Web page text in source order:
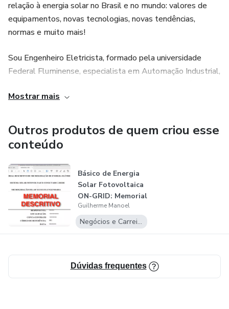
relação à energia solar no Brasil e no mundo: valores de
equipamentos, novas tecnologias, novas tendências,
normas e muito mais!
Sou Engenheiro Eletricista, formado pela universidade
Federal Fluminense, especialista em Automação Industrial,
publico concursado e atuo no setor a mais de 10 anos.
Bom aprendizado e vamos trilhar junto esse caminho a um
futuro mais brilhante!
Mostrar mais
Outros produtos de quem criou esse
conteúdo
Básico de Energia
Solar Fotovoltaica
ON-GRID: Memorial
Descr...
Guilherme Manoel
Negócios e Carreira
Dúvidas frequentes